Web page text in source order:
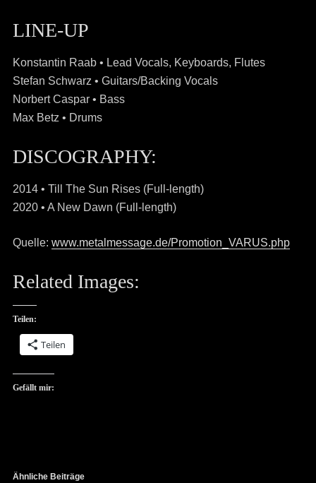
LINE-UP
Konstantin Raab • Lead Vocals, Keyboards, Flutes
Stefan Schwarz • Guitars/Backing Vocals
Norbert Caspar • Bass
Max Betz • Drums
DISCOGRAPHY:
2014 • Till The Sun Rises (Full-length)
2020 • A New Dawn (Full-length)
Quelle: www.metalmessage.de/Promotion_VARUS.php
Related Images:
Teilen:
Teilen
Gefällt mir:
Ähnliche Beiträge